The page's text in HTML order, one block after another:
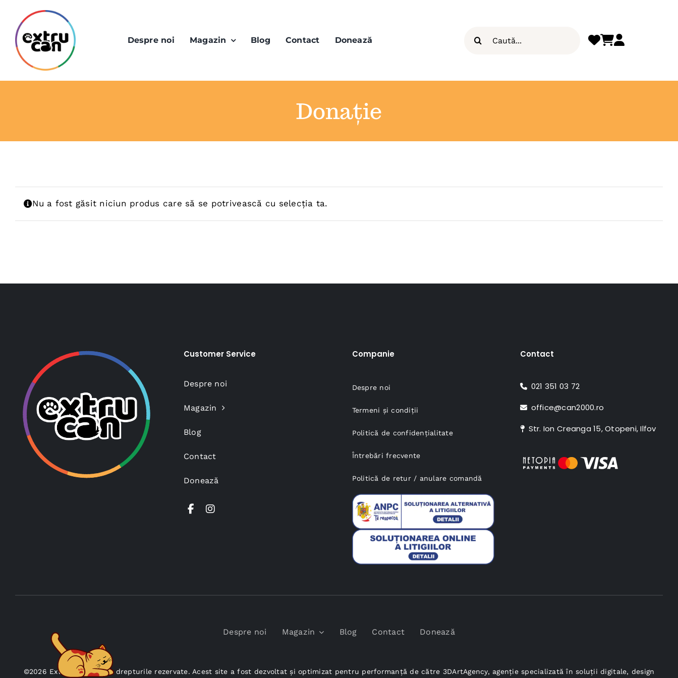
content
Despre noi Magazin Blog Contact Donează
Donație
Nu a fost găsit niciun produs care să se potrivească cu selecția ta.
Customer Service
Despre noi
Magazin
Blog
Contact
Donează
Companie
Despre noi
Termeni și condiții
Politică de confidențialitate
Întrebări frecvente
Politică de retur / anulare comandă
Contact
021 351 03 72
office@can2000.ro
Str. Ion Creanga 15, Otopeni, Ilfov
Despre noi Magazin Blog Contact Donează
©2026 Extrucan — Toate drepturile rezervate. Acest site a fost dezvoltat și optimizat pentru performanță de către 3DArtAgency, agenție specializată în soluții digitale, design